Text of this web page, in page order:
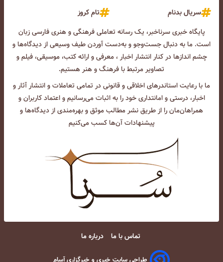
سریال بدنام
تام کروز
پایگاه خبری سرناخبر، یک رسانه تعاملی فرهنگی و هنری فارسی زبان
است. ما به دنبال جست‌و‌جو و به‌دست آوردن طیف وسیعی از دیدگاه‌ها و
چشم انداز‌ها در کنار انتشار اخبار ، معرفی و ارائه کتب، موسیقی، فیلم و
تصاویر مرتبط با فرهنگ و هنر هستیم.
ما با رعایت استاندرهای اخلاقی و قانونی در تمامی تعاملات و انتشار آثار و
اخبار، درستی و امانتداری خود را به اثبات می‌رسانیم و اعتماد کاربران و
همراهان‌مان را از طریق نشر مطالب موثق و بهره‌مندی از دیدگاه‌ها و
پیشنهادات آن‌ها کسب می‌کنیم
تماس با ما درباره ما